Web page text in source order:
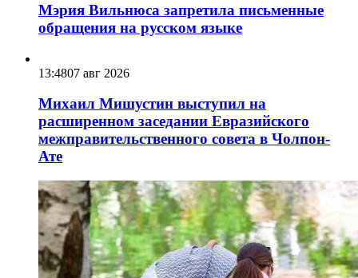
Мэрия Вильнюса запретила письменные
обращения на русском языке
13:4807 авг 2026
Михаил Мишустин выступил на
расширенном заседании Евразийского
межправительственного совета в Чолпон-
Ате